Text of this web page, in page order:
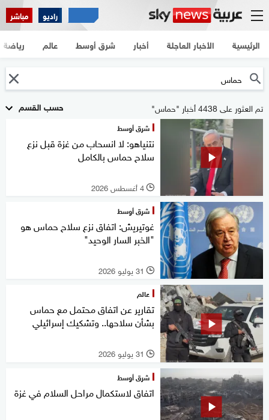
راديو مباشر
الرئيسية الأخبار العاجلة أخبار شرق أوسط عالم رياضة
حسب القسم تم العثور على 4438 أخبار "حماس"
شرق أوسط
نتنياهو: لا انسحاب من غزة قبل نزع
سلاح حماس بالكامل
l 4 أغسطس 2026
شرق أوسط
غوتيريش: اتفاق نزع سلاح حماس هو
"الخبر السار الوحيد"
l 31 يوليو 2026
عالم
تقارير عن اتفاق محتمل مع حماس
بشأن سلاحها.. وتشكيك إسرائيلي
l 31 يوليو 2026
شرق أوسط
اتفاق لاستكمال مراحل السلام في غزة